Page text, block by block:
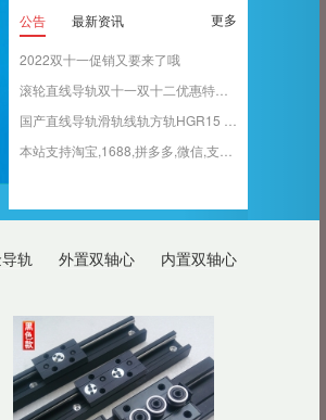
公告 最新资讯 更多
2022双十一促销又要来了哦
轨 外置双轴心 内置双轴心